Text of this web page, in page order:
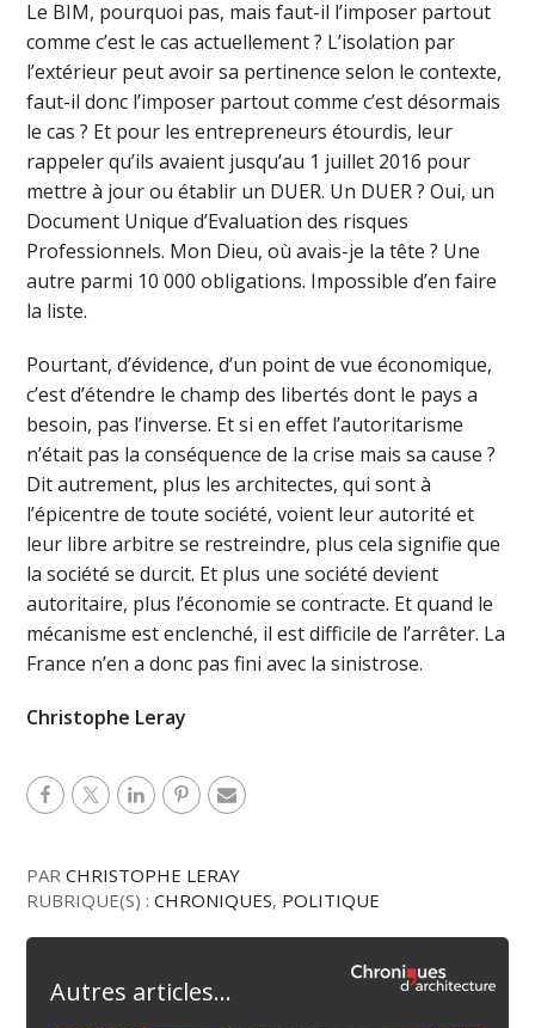
Le BIM, pourquoi pas, mais faut-il l’imposer partout
comme c’est le cas actuellement ? L’isolation par
l’extérieur peut avoir sa pertinence selon le contexte,
faut-il donc l’imposer partout comme c’est désormais
le cas ? Et pour les entrepreneurs étourdis, leur
rappeler qu’ils avaient jusqu’au 1 juillet 2016 pour
mettre à jour ou établir un DUER. Un DUER ? Oui, un
Document Unique d’Evaluation des risques
Professionnels. Mon Dieu, où avais-je la tête ? Une
autre parmi 10 000 obligations. Impossible d’en faire
la liste.
Pourtant, d’évidence, d’un point de vue économique,
c’est d’étendre le champ des libertés dont le pays a
besoin, pas l’inverse. Et si en effet l’autoritarisme
n’était pas la conséquence de la crise mais sa cause ?
Dit autrement, plus les architectes, qui sont à
l’épicentre de toute société, voient leur autorité et
leur libre arbitre se restreindre, plus cela signifie que
la société se durcit. Et plus une société devient
autoritaire, plus l’économie se contracte. Et quand le
mécanisme est enclenché, il est difficile de l’arrêter. La
France n’en a donc pas fini avec la sinistrose.
Christophe Leray
PARCHRISTOPHE LERAY
RUBRIQUE(S) :CHRONIQUES, POLITIQUE
Autres articles...